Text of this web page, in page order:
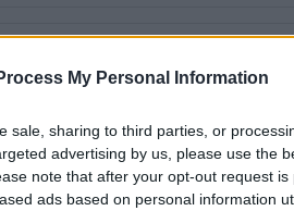
My Personal Information
sale, sharing to third parties, or
advertising by us, please use the
note that after your opt-out request
ads based on personal information
και τα κεράσια και
ξεκινήσει να βράζει.